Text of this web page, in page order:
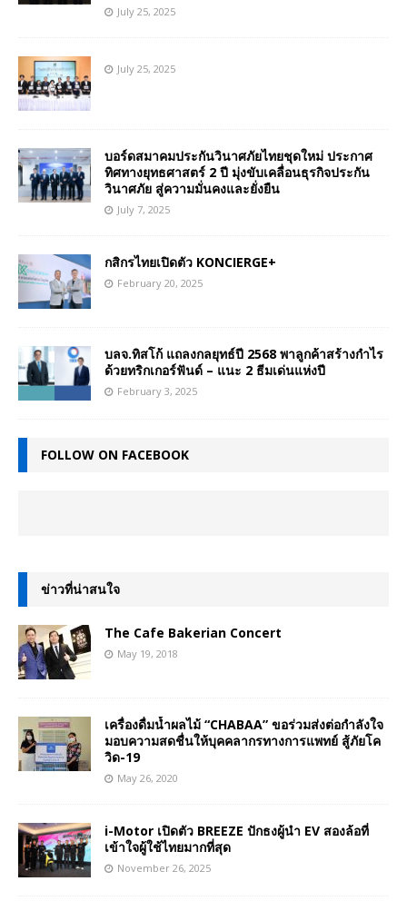
July 25, 2025
July 25, 2025
บอร์ดสมาคมประกันวินาศภัยไทยชุดใหม่ ประกาศ
ทิศทางยุทธศาสตร์ 2 ปี มุ่งขับเคลื่อนธุรกิจประกัน
วินาศภัย สู่ความมั่นคงและยั่งยืน
July 7, 2025
กสิกรไทยเปิดตัว KONCIERGE+
February 20, 2025
บลจ.ทิสโก้ แถลงกลยุทธ์ปี 2568 พาลูกค้าสร้างกำไร
ด้วยทริกเกอร์ฟันด์ – แนะ 2 ธีมเด่นแห่งปี
February 3, 2025
FOLLOW ON FACEBOOK
ข่าวที่น่าสนใจ
The Cafe Bakerian Concert
May 19, 2018
เครื่องดื่มน้ำผลไม้ “CHABAA” ขอร่วมส่งต่อกำลังใจ
มอบความสดชื่นให้บุคคลากรทางการแพทย์ สู้ภัยโค
วิด-19
May 26, 2020
i-Motor เปิดตัว BREEZE ปักธงผู้นำ EV สองล้อที่
เข้าใจผู้ใช้ไทยมากที่สุด
November 26, 2025